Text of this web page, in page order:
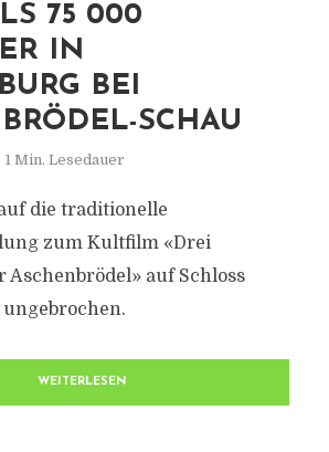
75 000
IN
BEI
SCHAU
1 Min. Lesedauer
die traditionelle
zum Kultfilm «Drei
Aschenbrödel» auf Schloss
WEITERLESEN